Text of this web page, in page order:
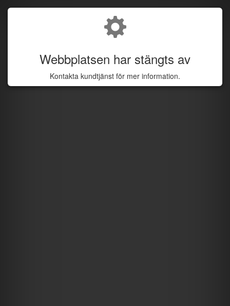
Webbplatsen har stängts av
Kontakta kundtjänst för mer information.